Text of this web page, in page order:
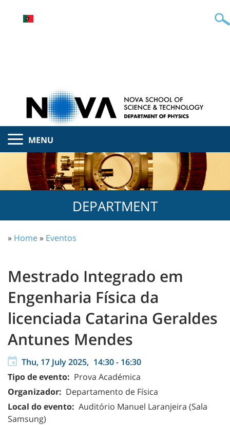
MENU
DEPARTMENT
» Home» Eventos
Mestrado Integrado em
Engenharia Física da
licenciada Catarina Geraldes
Antunes Mendes
Thu, 17 July 2025, 14:30- 16:30
Tipo de evento: Prova Académica
Organizador: Departamento de Física
Local do evento: Auditório Manuel Laranjeira (Sala
Samsung)